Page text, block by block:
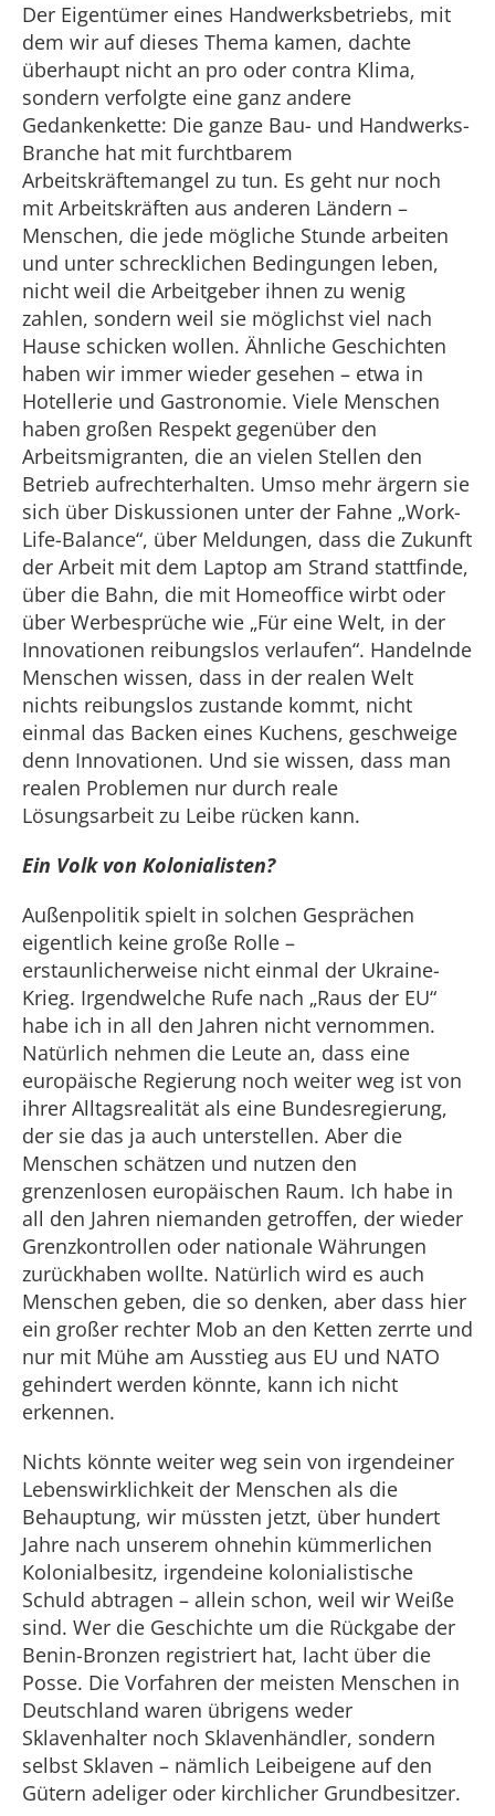
Der Eigentümer eines Handwerksbetriebs, mit
dem wir auf dieses Thema kamen, dachte
überhaupt nicht an pro oder contra Klima,
sondern verfolgte eine ganz andere
Gedankenkette: Die ganze Bau- und Handwerks-
Branche hat mit furchtbarem
Arbeitskräftemangel zu tun. Es geht nur noch
mit Arbeitskräften aus anderen Ländern –
Menschen, die jede mögliche Stunde arbeiten
und unter schrecklichen Bedingungen leben,
nicht weil die Arbeitgeber ihnen zu wenig
zahlen, sondern weil sie möglichst viel nach
Hause schicken wollen. Ähnliche Geschichten
haben wir immer wieder gesehen – etwa in
Hotellerie und Gastronomie. Viele Menschen
haben großen Respekt gegenüber den
Arbeitsmigranten, die an vielen Stellen den
Betrieb aufrechterhalten. Umso mehr ärgern sie
sich über Diskussionen unter der Fahne „Work-
Life-Balance“, über Meldungen, dass die Zukunft
der Arbeit mit dem Laptop am Strand stattfinde,
über die Bahn, die mit Homeoffice wirbt oder
über Werbesprüche wie „Für eine Welt, in der
Innovationen reibungslos verlaufen“. Handelnde
Menschen wissen, dass in der realen Welt
nichts reibungslos zustande kommt, nicht
einmal das Backen eines Kuchens, geschweige
denn Innovationen. Und sie wissen, dass man
realen Problemen nur durch reale
Lösungsarbeit zu Leibe rücken kann.
Ein Volk von Kolonialisten?
Außenpolitik spielt in solchen Gesprächen
eigentlich keine große Rolle –
erstaunlicherweise nicht einmal der Ukraine-
Krieg. Irgendwelche Rufe nach „Raus der EU“
habe ich in all den Jahren nicht vernommen.
Natürlich nehmen die Leute an, dass eine
europäische Regierung noch weiter weg ist von
ihrer Alltagsrealität als eine Bundesregierung,
der sie das ja auch unterstellen. Aber die
Menschen schätzen und nutzen den
grenzenlosen europäischen Raum. Ich habe in
all den Jahren niemanden getroffen, der wieder
Grenzkontrollen oder nationale Währungen
zurückhaben wollte. Natürlich wird es auch
Menschen geben, die so denken, aber dass hier
ein großer rechter Mob an den Ketten zerrte und
nur mit Mühe am Ausstieg aus EU und NATO
gehindert werden könnte, kann ich nicht
erkennen.
Nichts könnte weiter weg sein von irgendeiner
Lebenswirklichkeit der Menschen als die
Behauptung, wir müssten jetzt, über hundert
Jahre nach unserem ohnehin kümmerlichen
Kolonialbesitz, irgendeine kolonialistische
Schuld abtragen – allein schon, weil wir Weiße
sind. Wer die Geschichte um die Rückgabe der
Benin-Bronzen registriert hat, lacht über die
Posse. Die Vorfahren der meisten Menschen in
Deutschland waren übrigens weder
Sklavenhalter noch Sklavenhändler, sondern
selbst Sklaven – nämlich Leibeigene auf den
Gütern adeliger oder kirchlicher Grundbesitzer.